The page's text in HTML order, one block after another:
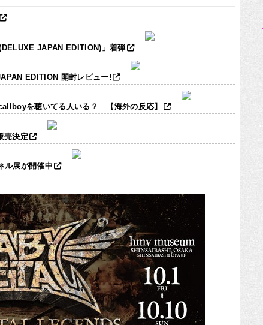
JAPAN EDITION)」着弾
EDITION 開封レビュー!
を聴いてる人いる？ 【海外の反応】
売決定
ル展が開催中